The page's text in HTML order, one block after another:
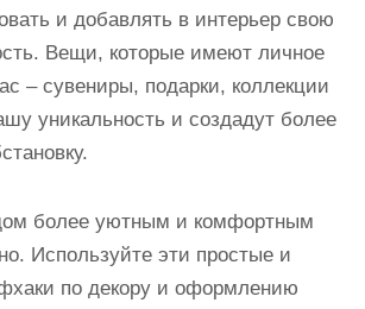
и добавлять в интерьер свою
Вещи, которые имеют личное
– сувениры, подарки, коллекции
уникальность и создадут более
более уютным и комфортным
Используйте эти простые и
по декору и оформлению